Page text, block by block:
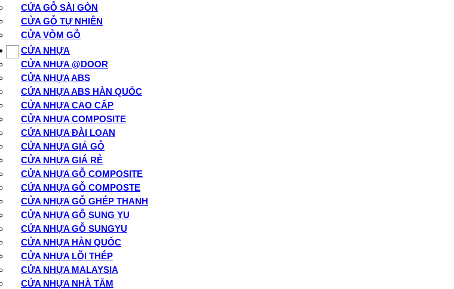
CỬA GỖ SÀI GÒN
CỬA GỖ TỰ NHIÊN
CỬA VÒM GỖ
CỬA NHỰA
CỬA NHỰA @DOOR
CỬA NHỰA ABS
CỬA NHỰA ABS HÀN QUỐC
CỬA NHỰA CAO CẤP
CỬA NHỰA COMPOSITE
CỬA NHỰA ĐÀI LOAN
CỬA NHỰA GIẢ GỖ
CỬA NHỰA GIÁ RẺ
CỬA NHỰA GỖ COMPOSITE
CỬA NHỰA GỖ COMPOSTE
CỬA NHỰA GỖ GHÉP THANH
CỬA NHỰA GỖ SUNG YU
CỬA NHỰA GỖ SUNGYU
CỬA NHỰA HÀN QUỐC
CỬA NHỰA LÕI THÉP
CỬA NHỰA MALAYSIA
CỬA NHỰA NHÀ TẮM